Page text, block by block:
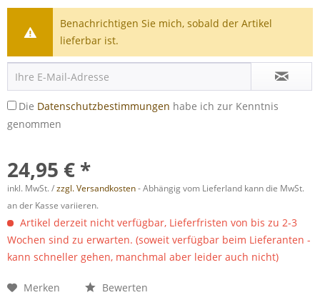
Benachrichtigen Sie mich, sobald der Artikel
lieferbar ist.
Die Datenschutzbestimmungen habe ich zur Kenntnis
genommen
24,95 € *
inkl. MwSt. /zzgl. Versandkosten- Abhängig vom Lieferland kann die MwSt.
an der Kasse variieren.
Artikel derzeit nicht verfügbar, Lieferfristen von bis zu 2-3
Wochen sind zu erwarten. (soweit verfügbar beim Lieferanten -
kann schneller gehen, manchmal aber leider auch nicht)
Merken Bewerten